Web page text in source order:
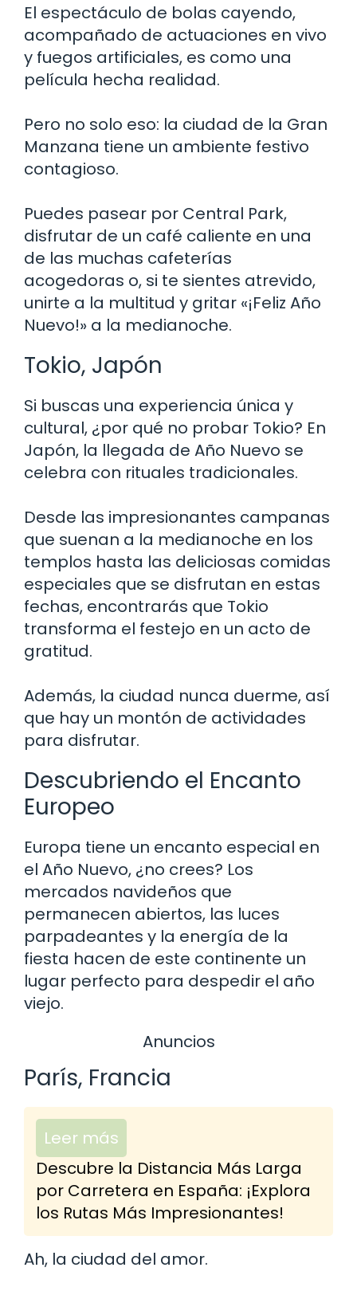
El espectáculo de bolas cayendo,
acompañado de actuaciones en vivo
y fuegos artificiales, es como una
película hecha realidad.
Pero no solo eso: la ciudad de la Gran
Manzana tiene un ambiente festivo
contagioso.
Puedes pasear por Central Park,
disfrutar de un café caliente en una
de las muchas cafeterías
acogedoras o, si te sientes atrevido,
unirte a la multitud y gritar «¡Feliz Año
Nuevo!» a la medianoche.
Tokio, Japón
Si buscas una experiencia única y
cultural, ¿por qué no probar Tokio? En
Japón, la llegada de Año Nuevo se
celebra con rituales tradicionales.
Desde las impresionantes campanas
que suenan a la medianoche en los
templos hasta las deliciosas comidas
especiales que se disfrutan en estas
fechas, encontrarás que Tokio
transforma el festejo en un acto de
gratitud.
Además, la ciudad nunca duerme, así
que hay un montón de actividades
para disfrutar.
Descubriendo el Encanto
Europeo
Europa tiene un encanto especial en
el Año Nuevo, ¿no crees? Los
mercados navideños que
permanecen abiertos, las luces
parpadeantes y la energía de la
fiesta hacen de este continente un
lugar perfecto para despedir el año
viejo.
Anuncios
París, Francia
Leer más
Descubre la Distancia Más Larga
por Carretera en España: ¡Explora
los Rutas Más Impresionantes!
Ah, la ciudad del amor.